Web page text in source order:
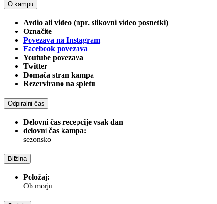
O kampu
Avdio ali video (npr. slikovni video posnetki)
Označite
Povezava na Instagram
Facebook povezava
Youtube povezava
Twitter
Domača stran kampa
Rezervirano na spletu
Odpiralni čas
Delovni čas recepcije vsak dan
delovni čas kampa:
sezonsko
Bližina
Položaj:
Ob morju